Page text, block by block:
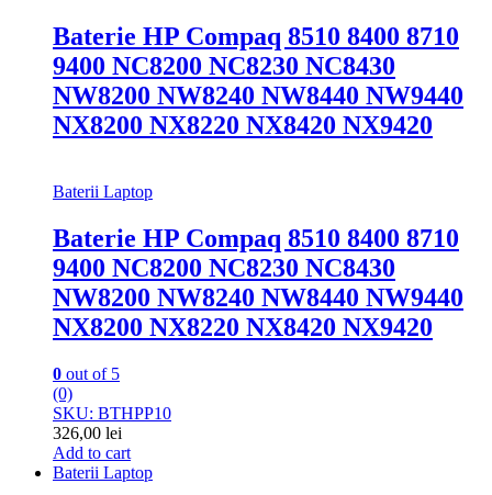
Baterie HP Compaq 8510 8400 8710
9400 NC8200 NC8230 NC8430
NW8200 NW8240 NW8440 NW9440
NX8200 NX8220 NX8420 NX9420
Baterii Laptop
Baterie HP Compaq 8510 8400 8710
9400 NC8200 NC8230 NC8430
NW8200 NW8240 NW8440 NW9440
NX8200 NX8220 NX8420 NX9420
0 out of 5
(0)
SKU: BTHPP10
326,00 lei
Add to cart
Baterii Laptop